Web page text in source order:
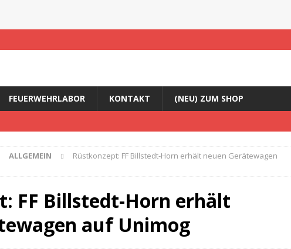
FEUERWEHRLABOR KONTAKT (NEU) ZUM SHOP
ALLGEMEIN
Rüstkonzept: FF Billstedt-Horn erhält neuen Gerätewagen
FF Billstedt-Horn erhält
auf Unimog